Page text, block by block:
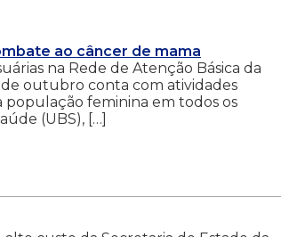
ao câncer de mama
na Rede de Atenção Básica da
outubro conta com atividades
população feminina em todos os
(UBS), […]